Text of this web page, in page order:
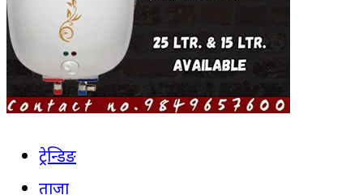
ट्रेन्डिङ
ताजा